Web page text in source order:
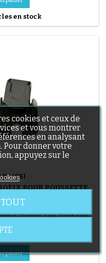
en stock
COSI
POUR POUSSETTE
Cosi Rock pour poussette
: Pebble 360, Coral 360,
panier
cookies et ceux de
et vous montrer
en analysant
Pour donner votre
appuyez sur le
TOUT